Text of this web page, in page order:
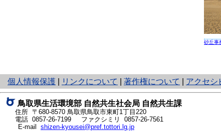
砂丘事
個人情報保護
と
り
ネ
ッ
ト
へ
リンクについて 著作権について アクセシ
鳥取県生活環境部 自然共生社会局 自然共生課
住所 〒680-8570 鳥取県鳥取市東町1丁目220
電話 0857-26-7199
ファクシミリ 0857-26-7561
E-mail shizen-kyousei@pref.tottori.lg.jp